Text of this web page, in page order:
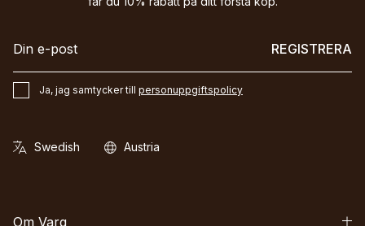
REGISTRERA
Ja, jag samtycker till personuppgiftspolicy
Om Varg